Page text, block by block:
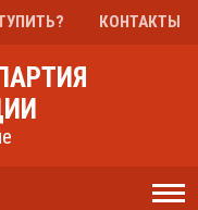
КОНТАКТЫ